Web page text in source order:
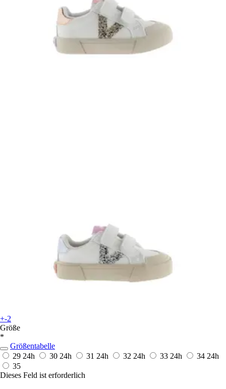
+-2
Größe
*
Größentabelle
29 24h 30 24h 31 24h 32 24h 33 24h 34 24h
35
Dieses Feld ist erforderlich